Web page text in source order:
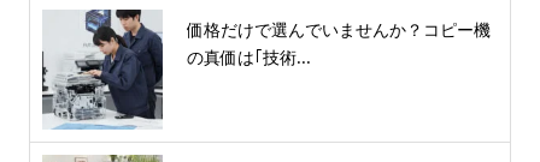
価格だけで選んでいませんか？コピー機
の真価は｢技術...